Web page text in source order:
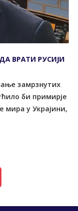
ВРАТИ РУСИЈИ
замрзнутих
би примирје
мира у Украјини,